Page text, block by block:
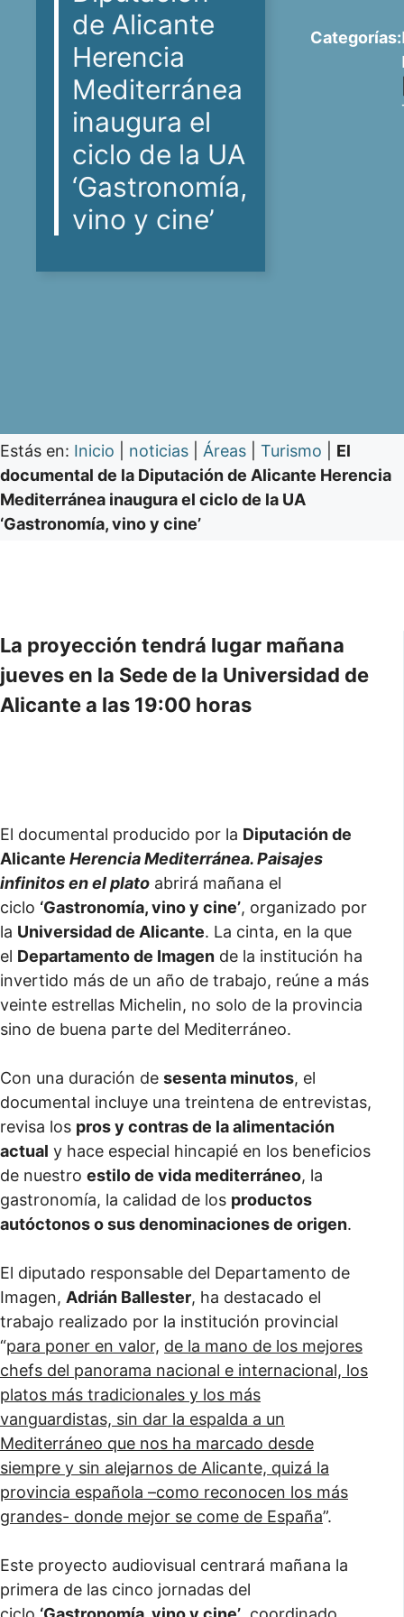
de Alicante
Herencia
Mediterránea
inaugura el
ciclo de la UA
‘Gastronomía,
vino y cine’
Categorías:
Estás en: Inicio noticias Áreas Turismo
El
documental de la Diputación de Alicante Herencia
Mediterránea inaugura el ciclo de la UA
‘Gastronomía, vino y cine’
La proyección tendrá lugar mañana
jueves en la Sede de la Universidad de
Alicante a las 19:00 horas
El documental producido por la Diputación de
Alicante Herencia Mediterránea. Paisajes
infinitos en el plato abrirá mañana el
ciclo ‘Gastronomía, vino y cine’, organizado por
la Universidad de Alicante. La cinta, en la que
el Departamento de Imagen de la institución ha
invertido más de un año de trabajo, reúne a más
veinte estrellas Michelin, no solo de la provincia
sino de buena parte del Mediterráneo.
Con una duración de sesenta minutos, el
documental incluye una treintena de entrevistas,
revisa los pros y contras de la alimentación
actual y hace especial hincapié en los beneficios
de nuestro estilo de vida mediterráneo, la
gastronomía, la calidad de los productos
autóctonos o sus denominaciones de origen.
El diputado responsable del Departamento de
Imagen, Adrián Ballester, ha destacado el
trabajo realizado por la institución provincial
“para poner en valor, de la mano de los mejores
chefs del panorama nacional e internacional, los
platos más tradicionales y los más
vanguardistas, sin dar la espalda a un
Mediterráneo que nos ha marcado desde
siempre y sin alejarnos de Alicante, quizá la
provincia española –como reconocen los más
grandes- donde mejor se come de España”.
Este proyecto audiovisual centrará mañana la
primera de las cinco jornadas del